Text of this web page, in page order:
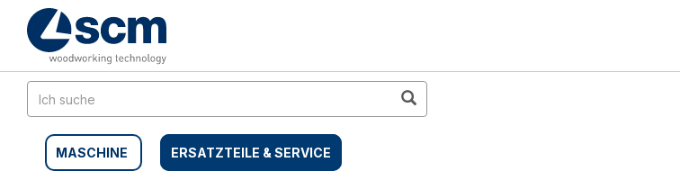
Inhalt
springen
Navigationsmen�
springen
MASCHINE ERSATZTEILE & SERVICE